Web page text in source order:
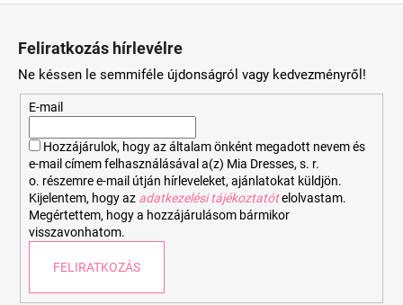
Feliratkozás hírlevélre
Ne késsen le semmiféle újdonságról vagy kedvezményről!
E-mail
Hozzájárulok, hogy az általam önként megadott nevem és
e-mail címem felhasználásával a(z) Mia Dresses, s. r.
o. részemre e-mail útján hírleveleket, ajánlatokat küldjön.
Kijelentem, hogy az adatkezelési tájékoztatót elolvastam.
Megértettem, hogy a hozzájárulásom bármikor
visszavonhatom.
FELIRATKOZÁS